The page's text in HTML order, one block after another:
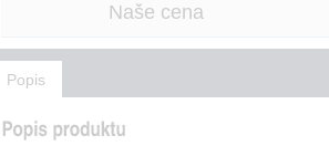
Naše cena
Popis